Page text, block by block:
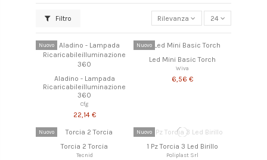
Filtro Rilevanza 24
Nuovo
Aladino - Lampada
Ricaricabileilluminazione
360
Cfg
22,14 €
Nuovo
Led Mini Basic Torch
Wiva
6,56 €
Nuovo
Torcia 2 Torcia
Tecnid
Nuovo
1 Pz Torcia 3 Led Birillo
Poliplast Srl